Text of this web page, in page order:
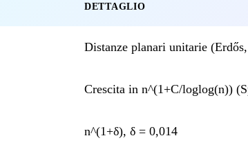
DETTAGLIO
Distanze planari unitarie
Crescita in n^(1+C/loglog(n))
n^(1+δ), δ = 0,014